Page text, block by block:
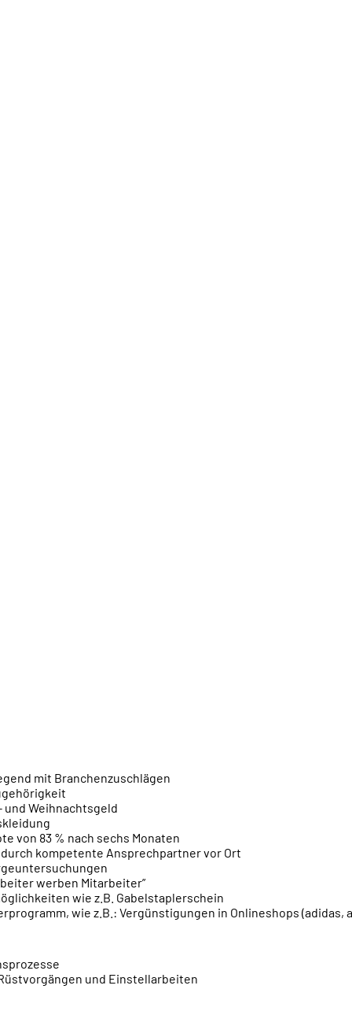
mit Branchenzuschlägen
Weihnachtsgeld
von 83 % nach sechs Monaten
kompetente Ansprechpartner vor Ort
werben Mitarbeiter”
wie z.B. Gabelstaplerschein
wie z.B.: Vergünstigungen in Onlineshops (adidas,
und Einstellarbeiten